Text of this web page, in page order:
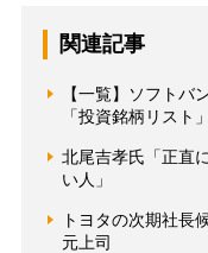
関連記事
【一覧】ソフトバ
「投資銘柄リスト」
北尾吉孝氏「正直
い人」
トヨタの次期社長
元上司